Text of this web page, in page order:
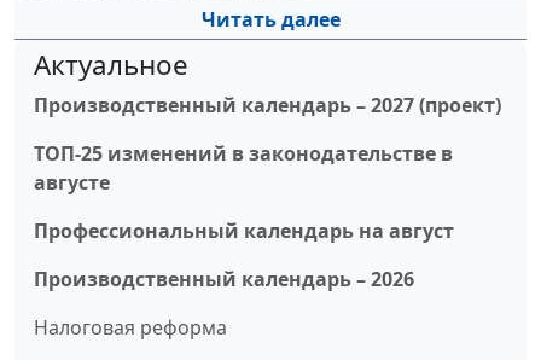
Читать далее
Актуальное
Производственный календарь – 2027 (проект)
ТОП-25 изменений в законодательстве в
августе
Профессиональный календарь на август
Производственный календарь – 2026
Налоговая реформа